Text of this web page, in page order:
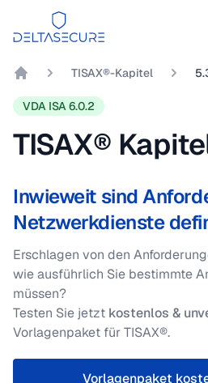
DeltaSecure
TISAX®-Kapitel
VDA ISA 6.0.2
TISAX®
Inwieweit sind
Netzwerkdienste
Erschlagen von den
wie ausführlich Sie bestimmte
müssen?
Testen Sie jetzt kostenlos &
Vorlagenpaket für TISAX®.
Vorlagenpaket